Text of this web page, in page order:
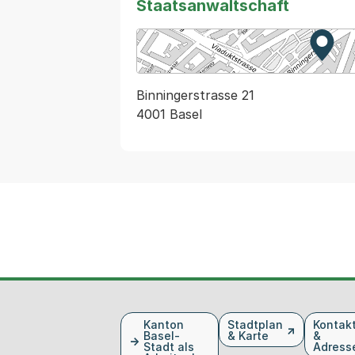
Staatsanwaltschaft
Zur
Binningerstrasse 21
4001 Basel
Kanton
Basel-
Stadt als
Stadtplan
& Karte
&